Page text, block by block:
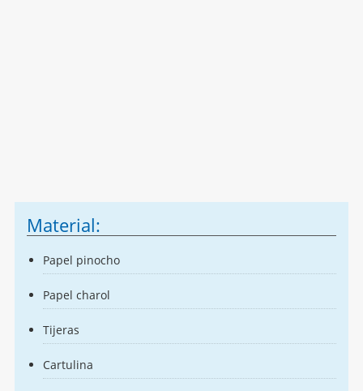
Material:
Papel pinocho
Papel charol
Tijeras
Cartulina